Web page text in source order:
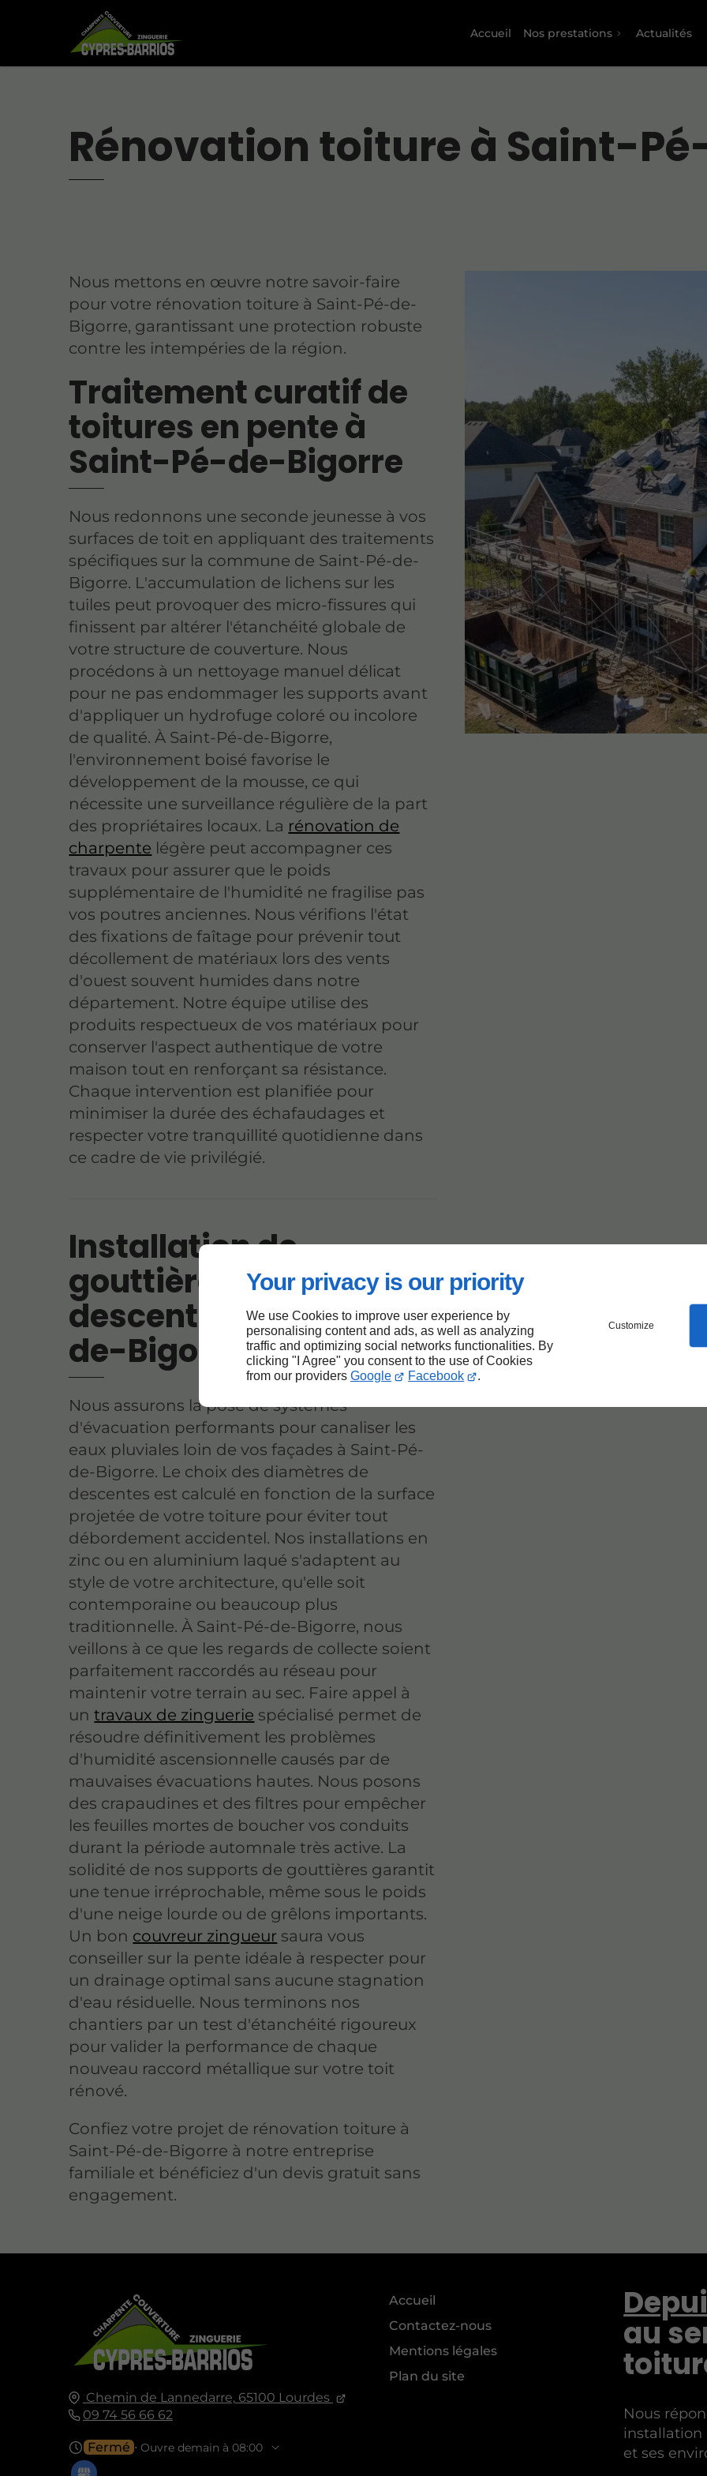
Your privacy is our priority
We use Cookies to improve user experience by
personalising content and ads, as well as analyzing
traffic and optimizing social networks functionalities. By
clicking "I Agree" you consent to the use of Cookies
from our providers Google Facebook .
Customize
Accueil Nos prestations Actualités
Rénovation toiture à Saint-
Nous mettons en œuvre notre savoir-faire
pour votre rénovation toiture à Saint-Pé-de-
Bigorre, garantissant une protection robuste
contre les intempéries de la région.
Traitement curatif de
toitures en pente à
Saint-Pé-de-Bigorre
Nous redonnons une seconde jeunesse à vos
surfaces de toit en appliquant des traitements
spécifiques sur la commune de Saint-Pé-de-
Bigorre. L'accumulation de lichens sur les
tuiles peut provoquer des micro-fissures qui
finissent par altérer l'étanchéité globale de
votre structure de couverture. Nous
procédons à un nettoyage manuel délicat
pour ne pas endommager les supports avant
d'appliquer un hydrofuge coloré ou incolore
de qualité. À Saint-Pé-de-Bigorre,
l'environnement boisé favorise le
développement de la mousse, ce qui
nécessite une surveillance régulière de la part
des propriétaires locaux. La rénovation de
charpente légère peut accompagner ces
travaux pour assurer que le poids
supplémentaire de l'humidité ne fragilise pas
vos poutres anciennes. Nous vérifions l'état
des fixations de faîtage pour prévenir tout
décollement de matériaux lors des vents
d'ouest souvent humides dans notre
département. Notre équipe utilise des
produits respectueux de vos matériaux pour
conserver l'aspect authentique de votre
maison tout en renforçant sa résistance.
Chaque intervention est planifiée pour
minimiser la durée des échafaudages et
respecter votre tranquillité quotidienne dans
ce cadre de vie privilégié.
Installation de
gouttières et
descentes à Saint-Pé-
de-Bigorre
Nous assurons la pose de systèmes
d'évacuation performants pour canaliser les
eaux pluviales loin de vos façades à Saint-Pé-
de-Bigorre. Le choix des diamètres de
descentes est calculé en fonction de la surface
projetée de votre toiture pour éviter tout
débordement accidentel. Nos installations en
zinc ou en aluminium laqué s'adaptent au
style de votre architecture, qu'elle soit
contemporaine ou beaucoup plus
traditionnelle. À Saint-Pé-de-Bigorre, nous
veillons à ce que les regards de collecte soient
parfaitement raccordés au réseau pour
maintenir votre terrain au sec. Faire appel à
untravaux de zinguerie spécialisé permet de
résoudre définitivement les problèmes
d'humidité ascensionnelle causés par de
mauvaises évacuations hautes. Nous posons
des crapaudines et des filtres pour empêcher
les feuilles mortes de boucher vos conduits
durant la période automnale très active. La
solidité de nos supports de gouttières garantit
une tenue irréprochable, même sous le poids
d'une neige lourde ou de grêlons importants.
Un bon couvreur zingueur saura vous
conseiller sur la pente idéale à respecter pour
un drainage optimal sans aucune stagnation
d'eau résiduelle. Nous terminons nos
chantiers par un test d'étanchéité rigoureux
pour valider la performance de chaque
nouveau raccord métallique sur votre toit
rénové.
Confiez votre projet de rénovation toiture à
Saint-Pé-de-Bigorre à notre entreprise
familiale et bénéficiez d'un devis gratuit sans
engagement.
Chemin de Lannedarre, 65100 Lourdes
09 74 56 66 62
Fermé ⋅ Ouvre demain à 08:00
Accueil
Contactez-nous
Mentions légales
Plan du site
au
Nous
installation
et ses